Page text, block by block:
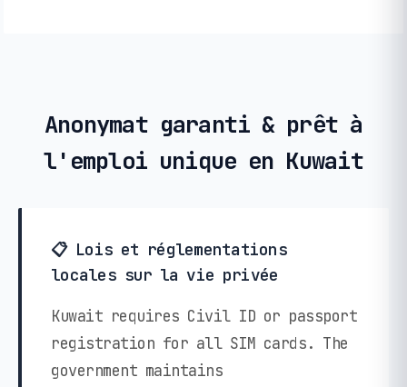
Anonymat garanti & prêt à
l'emploi unique en Kuwait
📋 Lois et réglementations
locales sur la vie privée
Kuwait requires Civil ID or passport
registration for all SIM cards. The
government maintains